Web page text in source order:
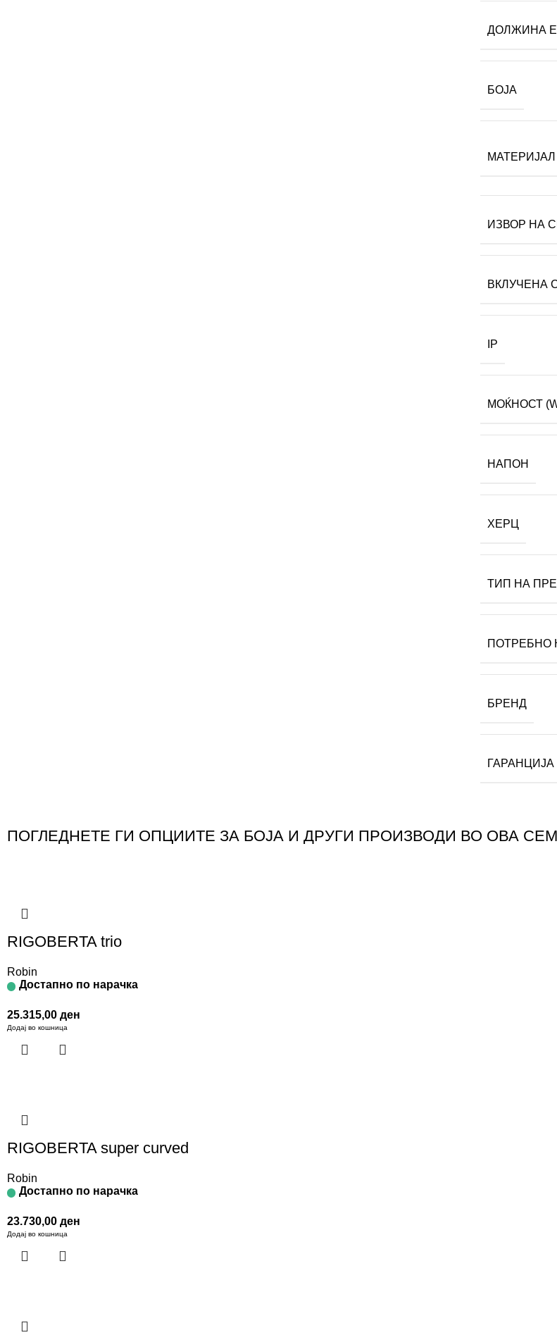
ДОЛЖИНА
БОЈА
МАТЕРИЈАЛ
ИЗВОР НА
ВКЛУЧЕНА
IP
МОЌНОСТ
НАПОН
ХЕРЦ
ТИП НА
ПОТРЕБНО
БРЕНД
ГАРАНЦИЈА
ПОГЛЕДНЕТЕ ГИ ОПЦИИТЕ ЗА БОЈА И ДРУГИ ПРОИЗВОДИ ВО ОВА
RIGOBERTA trio
Robin
Достапно по нарачка
25.315,00 ден
Додај во кошница
RIGOBERTA super curved
Robin
Достапно по нарачка
23.730,00 ден
Додај во кошница